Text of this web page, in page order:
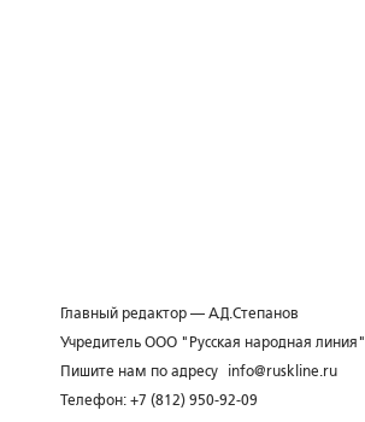
Главный редактор — А.Д.Степанов
Учредитель ООО "Русская народная линия"
Пишите нам по адресу
info@ruskline.ru
Телефон: +7 (812) 950-92-09